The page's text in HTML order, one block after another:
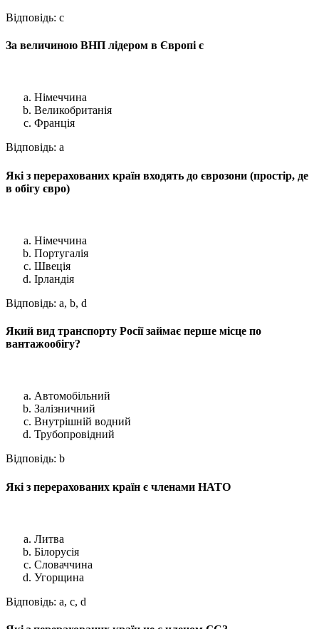
Відповідь: c
За величиною ВНП лідером в Європі є
Німеччина
Великобританія
Франція
Відповідь: a
Які з перерахованих країн входять до єврозони (простір, де
в обігу євро)
Німеччина
Португалія
Швеція
Ірландія
Відповідь: a, b, d
Який вид транспорту Росії займає перше місце по
вантажообігу?
Автомобільний
Залізничний
Внутрішній водний
Трубопровідний
Відповідь: b
Які з перерахованих країн є членами НАТО
Литва
Білорусія
Словаччина
Угорщина
Відповідь: a, c, d